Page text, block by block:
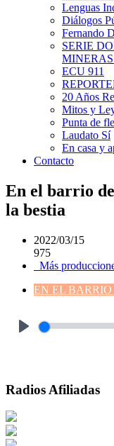
Lenguas
Diálogos
Fernando
SERIE
ECU 911
20 Años
Mitos y
Punta de
Laudato Sí
En casa y
Contacto
En el barrio
la bestia
2022/03/15
975
Más
EN EL
Radios Afiliadas